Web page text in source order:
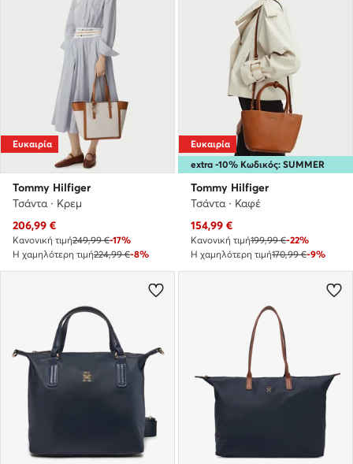
Ευκαιρία
Tommy Hilfiger
Τσάντα · Κρεμ
Τρέχουσα τιμή
206,99 €
Κανονική τιμή249,99 €-17%
Η χαμηλότερη τιμή224,99 €-8%
extra -10% Κωδικός: SUMMER
Ευκαιρία
Tommy Hilfiger
Τσάντα · Καφέ
Τρέχουσα τιμή
154,99 €
Κανονική τιμή199,99 €-22%
Η χαμηλότερη τιμή170,99 €-9%